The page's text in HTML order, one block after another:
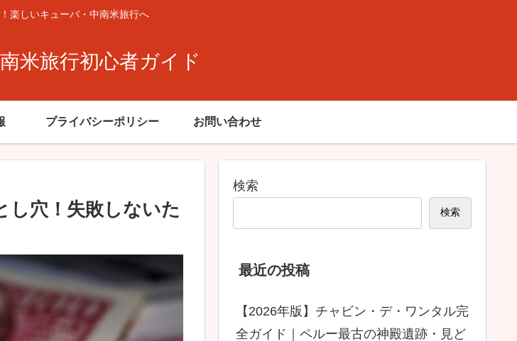
楽しいキューバ・中南米旅行へ
米旅行初心者ガイド
プライバシーポリシー お問い合わせ
し穴！失敗しないた
検索
検索
最近の投稿
【2026年版】チャビン・デ・ワンタル完
全ガイド｜ペルー最古の神殿遺跡・見ど